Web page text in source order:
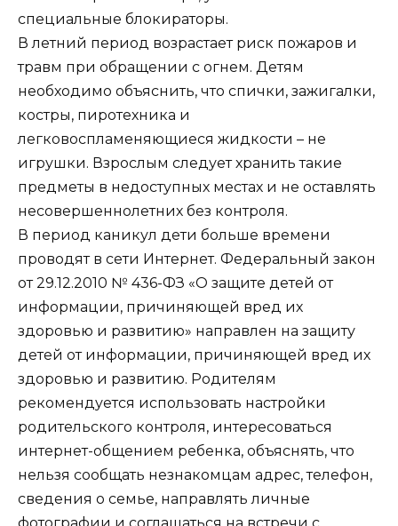
специальные блокираторы.
В летний период возрастает риск пожаров и
травм при обращении с огнем. Детям
необходимо объяснить, что спички, зажигалки,
костры, пиротехника и
легковоспламеняющиеся жидкости – не
игрушки. Взрослым следует хранить такие
предметы в недоступных местах и не оставлять
несовершеннолетних без контроля.
В период каникул дети больше времени
проводят в сети Интернет. Федеральный закон
от 29.12.2010 № 436-ФЗ «О защите детей от
информации, причиняющей вред их
здоровью и развитию» направлен на защиту
детей от информации, причиняющей вред их
здоровью и развитию. Родителям
рекомендуется использовать настройки
родительского контроля, интересоваться
интернет-общением ребенка, объяснять, что
нельзя сообщать незнакомцам адрес, телефон,
сведения о семье, направлять личные